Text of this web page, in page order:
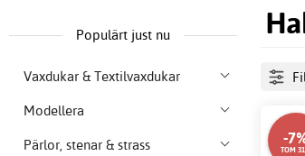
Populärt just nu
Vaxdukar & Textilvaxdukar
Modellera
Pärlor, stenar & strass
-
TOM